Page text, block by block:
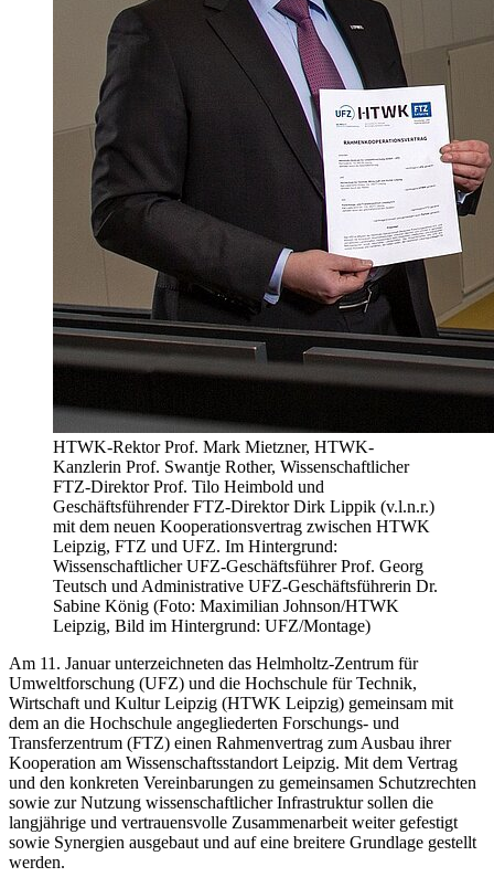
HTWK-Rektor Prof. Mark Mietzner, HTWK-
Kanzlerin Prof. Swantje Rother, Wissenschaftlicher
FTZ-Direktor Prof. Tilo Heimbold und
Geschäftsführender FTZ-Direktor Dirk Lippik (v.l.n.r.)
mit dem neuen Kooperationsvertrag zwischen HTWK
Leipzig, FTZ und UFZ. Im Hintergrund:
Wissenschaftlicher UFZ-Geschäftsführer Prof. Georg
Teutsch und Administrative UFZ-Geschäftsführerin Dr.
Sabine König (Foto: Maximilian Johnson/HTWK
Leipzig, Bild im Hintergrund: UFZ/Montage)
Am 11. Januar unterzeichneten das Helmholtz-Zentrum für
Umweltforschung (UFZ) und die Hochschule für Technik,
Wirtschaft und Kultur Leipzig (HTWK Leipzig) gemeinsam mit
dem an die Hochschule angegliederten Forschungs- und
Transferzentrum (FTZ) einen Rahmenvertrag zum Ausbau ihrer
Kooperation am Wissenschaftsstandort Leipzig. Mit dem Vertrag
und den konkreten Vereinbarungen zu gemeinsamen Schutzrechten
sowie zur Nutzung wissenschaftlicher Infrastruktur sollen die
langjährige und vertrauensvolle Zusammenarbeit weiter gefestigt
sowie Synergien ausgebaut und auf eine breitere Grundlage gestellt
werden.